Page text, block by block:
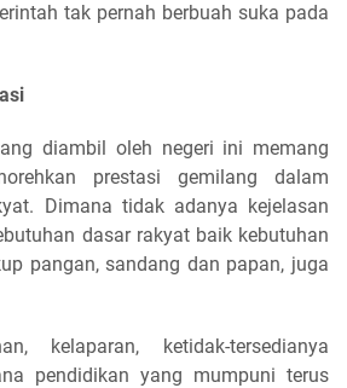
tak pernah berbuah suka pada
diambil oleh negeri ini memang
prestasi gemilang dalam
Dimana tidak adanya kejelasan
dasar rakyat baik kebutuhan
pangan, sandang dan papan, juga
kelaparan, ketidak-tersedianya
pendidikan yang mumpuni terus